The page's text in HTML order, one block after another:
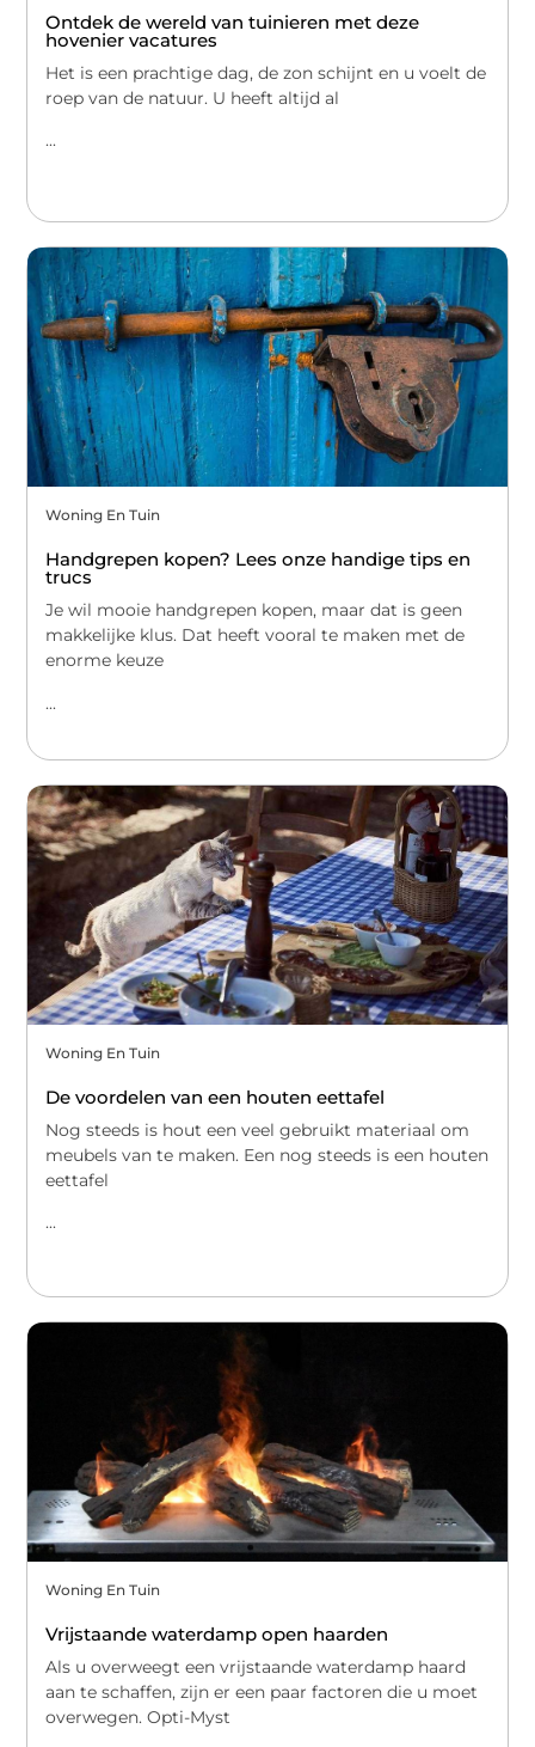
Ontdek de wereld van tuinieren met deze
hovenier vacatures
Het is een prachtige dag, de zon schijnt en u voelt de
roep van de natuur. U heeft altijd al
...
Woning En Tuin
Handgrepen kopen? Lees onze handige tips en
trucs
Je wil mooie handgrepen kopen, maar dat is geen
makkelijke klus. Dat heeft vooral te maken met de
enorme keuze
...
Woning En Tuin
De voordelen van een houten eettafel
Nog steeds is hout een veel gebruikt materiaal om
meubels van te maken. Een nog steeds is een houten
eettafel
...
Woning En Tuin
Vrijstaande waterdamp open haarden
Als u overweegt een vrijstaande waterdamp haard
aan te schaffen, zijn er een paar factoren die u moet
overwegen. Opti-Myst